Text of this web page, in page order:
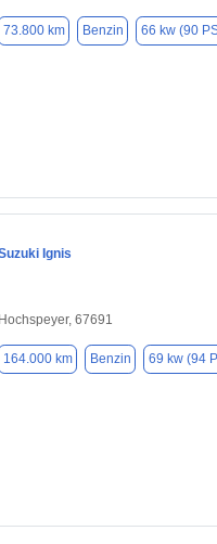
73.800 km Benzin 66 kw (90
Ignis
Hochspeyer, 67691
164.000 km Benzin 69 kw (94